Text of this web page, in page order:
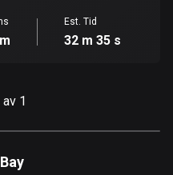
Est. Tid
32 m 35 s
1